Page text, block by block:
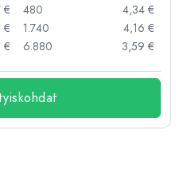
€
€
€
480
4,34 €
1.740
4,16 €
6.880
3,59 €